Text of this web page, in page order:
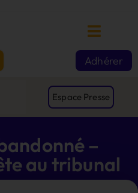
Adhérer
Espace Presse
–
au tribunal